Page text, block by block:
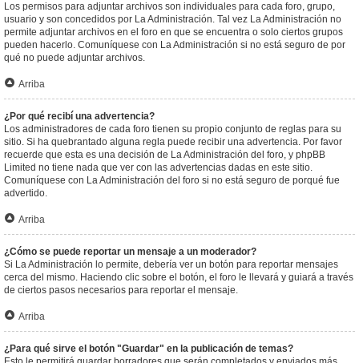
Los permisos para adjuntar archivos son individuales para cada foro, grupo,
usuario y son concedidos por La Administración. Tal vez La Administración no
permite adjuntar archivos en el foro en que se encuentra o solo ciertos grupos
pueden hacerlo. Comuníquese con La Administración si no está seguro de por
qué no puede adjuntar archivos.
Arriba
¿Por qué recibí una advertencia?
Los administradores de cada foro tienen su propio conjunto de reglas para su
sitio. Si ha quebrantado alguna regla puede recibir una advertencia. Por favor
recuerde que esta es una decisión de La Administración del foro, y phpBB
Limited no tiene nada que ver con las advertencias dadas en este sitio.
Comuníquese con La Administración del foro si no está seguro de porqué fue
advertido.
Arriba
¿Cómo se puede reportar un mensaje a un moderador?
Si La Administración lo permite, debería ver un botón para reportar mensajes
cerca del mismo. Haciendo clic sobre el botón, el foro le llevará y guiará a través
de ciertos pasos necesarios para reportar el mensaje.
Arriba
¿Para qué sirve el botón "Guardar" en la publicación de temas?